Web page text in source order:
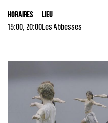
HORAIRES
15:00, 20:00
LIEU
Les Abbesses